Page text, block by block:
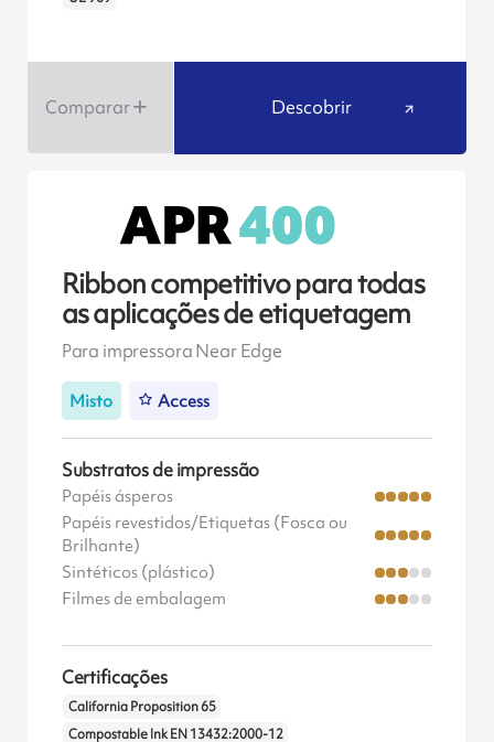
Comparar Descobrir
Ribbon competitivo para todas
as aplicações de etiquetagem
Para impressora Near Edge
Misto Access
Substratos de impressão
Papéis ásperos
Papéis revestidos/Etiquetas (Fosca ou
Brilhante)
Sintéticos (plástico)
Filmes de embalagem
Certificações
California Proposition 65
Compostable Ink EN 13432:2000-12